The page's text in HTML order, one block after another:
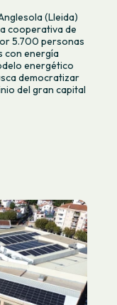
(Lleida)
cooperativa de
5.700 personas
con energía
energético
democratizar
del gran capital